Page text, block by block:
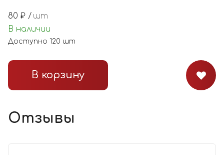
80 ₽ / шт
В наличии
Доступно 120 шт
В корзину
Отзывы